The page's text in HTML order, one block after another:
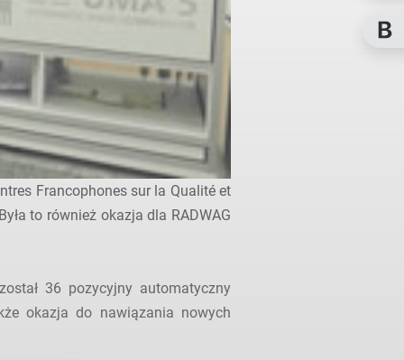
Francophones sur la Qualité et
to również okazja dla RADWAG
36 pozycyjny automatyczny
okazja do nawiązania nowych